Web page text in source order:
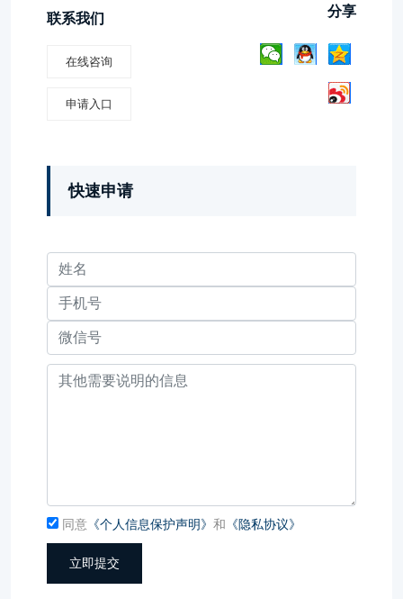
联系我们
在线咨询
申请入口
分享
快速申请
同意 《个人信息保护声明》 和 《隐私协议》
立即提交